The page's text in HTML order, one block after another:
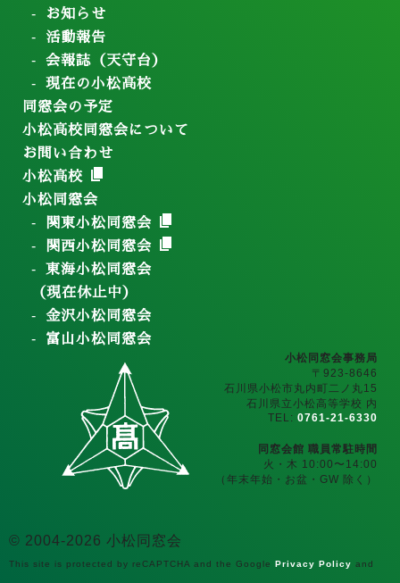
お知らせ
活動報告
会報誌（天守台）
現在の小松高校
同窓会の予定
小松高校同窓会について
お問い合わせ
小松高校
小松同窓会
関東小松同窓会
関西小松同窓会
東海小松同窓会
（現在休止中）
金沢小松同窓会
富山小松同窓会
小松同窓会事務局
〒923-8646
石川県小松市丸内町二ノ丸15
石川県立小松高等学校 内
TEL: 0761-21-6330
同窓会館 職員常駐時間
火・木 10:00〜14:00
（年末年始・お盆・GW 除く）
© 2004-2026 小松同窓会
This site is protected by reCAPTCHA and the Google Privacy Policy and